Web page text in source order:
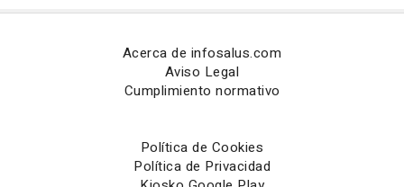
Acerca de infosalus.com
Aviso Legal
Cumplimiento normativo
Política de Cookies
Política de Privacidad